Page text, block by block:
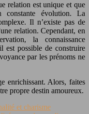
relation est unique et que
constante évolution. La
Il n’existe pas de
relation. Cependant, en
la connaissance
est possible de construire
par les prénoms ne
enrichissant. Alors, faites
propre destin amoureux.
et charisme